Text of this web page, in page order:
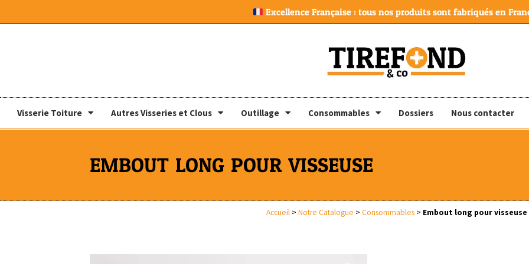
Excellence Française : tous nos produits sont fabriqués en
Visserie Toiture Autres Visseries et Clous Outillage Consommables Dossiers Nous contacter
EMBOUT LONG POUR VISSEUSE
Accueil > Notre Catalogue > Consommables > Embout long pour visseuse